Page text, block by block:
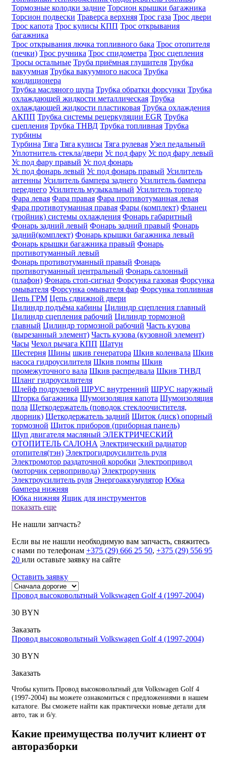
Тормозные колодки задние Торсион крышки багажника
Торсион подвески Траверса верхняя Трос газа Трос двери
Трос капота Трос кулисы КПП Трос открывания
багажника
Трос открывания лючка топливного бака Трос отопителя
(печки) Трос ручника Трос спидометра Трос сцепления
Тросы остальные Труба приёмная глушителя Трубка
вакуумная Трубка вакуумного насоса Трубка
кондиционера
Трубка масляного щупа Трубка обратки форсунки Трубка
охлаждающей жидкости металлическая Трубка
охлаждающей жидкости пластиковая Трубка охлаждения
АКПП Трубка системы рецеркуляции EGR Трубка
сцепления Трубка ТНВД Трубка топливная Трубка
турбины
Турбина Тяга Тяга кулисы Тяга рулевая Узел педальный
Уплотнитель стекла/двери Ус под фару Ус под фару левый
Ус под фару правый Ус под фонарь
Ус под фонарь левый Ус под фонарь правый Усилитель
антенны Усилитель бампера заднего Усилитель бампера
переднего Усилитель музыкальный Усилитель торпедо
Фара левая Фара правая Фара противотуманная левая
Фара противотуманная правая Фары (комплект) Фланец
(тройник) системы охлаждения Фонарь габаритный
Фонарь задний левый Фонарь задний правый Фонарь
задний(комплект) Фонарь крышки багажника левый
Фонарь крышки багажника правый Фонарь
противотуманный левый
Фонарь противотуманный правый Фонарь
противотуманный центральный Фонарь салонный
(плафон) Фонарь стоп-сигнал Форсунка газовая Форсунка
омывателя Форсунка омывателя фар Форсунка топливная
Цепь ГРМ Цепь сдвижной двери
Цилиндр подъёма кабины Цилиндр сцепления главный
Цилиндр сцепления рабочий Цилиндр тормозной
главный Цилиндр тормозной рабочий Часть кузова
(вырезанный элемент) Часть кузова (кузовной элемент)
Часы Чехол рычага КПП Шатун
Шестерня Шины шкив генератора Шкив коленвала Шкив
насоса гидроусилителя Шкив помпы Шкив
промежуточного вала Шкив распредвала Шкив ТНВД
Шланг гидроусилителя
Шлейф подрулевой ШРУС внутренний ШРУС наружный
Шторка багажника Шумоизоляция капота Шумоизоляция
пола Щеткодержатель (поводок стеклоочистителя,
дворник) Щеткодержатель задний Щиток (диск) опорный
тормозной Щиток приборов (приборная панель)
Щуп двигателя масляный ЭЛЕКТРИЧЕСКИЙ
ОТОПИТЕЛЬ САЛОНА Электрический радиатор
отопителя(тэн) Электрогидроусилитель руля
Электромотор раздаточной коробки Электропривод
(моторчик сервопривода) Электроручник
Электроусилитель руля Энергоаккумулятор Юбка
бампера нижняя
Юбка нижняя Ящик для инструментов
показать еще
Не нашли запчасть?
Если вы не нашли необходимую вам запчасть, свяжитесь
с нами по телефонам +375 (29) 666 25 50, +375 (29) 556 95
20 или оставьте заявку на сайте
Оставить заявку
Провод высоковольтный Volkswagen Golf 4 (1997-2004)
30 BYN
Заказать
Провод высоковольтный Volkswagen Golf 4 (1997-2004)
30 BYN
Заказать
Чтобы купить Провод высоковольтный для Volkswagen Golf 4
(1997-2004) вы можете ознакомиться с предложениями в нашем
каталоге. Вы сможете найти как практически новые детали для
авто, так и б/у.
Какие преимущества получит клиент от
авторазборки